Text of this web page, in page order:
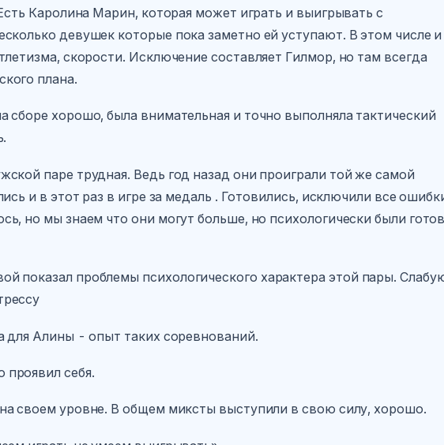
Каролина Марин, которая может играть и выигрывать с
девушек которые пока заметно ей уступают. В этом числе и
скорости. Исключение составляет Гилмор, но там всегда
плана.
сборе хорошо, была внимательная и точно выполняла тактический
паре трудная. Ведь год назад они проиграли той же самой
и в этот раз в игре за медаль . Готовились, исключили все
но мы знаем что они могут больше, но психологически были
показал проблемы психологического характера этой пары.
для Алины - опыт таких соревнований.
себя.
своем уровне. В общем миксты выступили в свою силу, хорошо.